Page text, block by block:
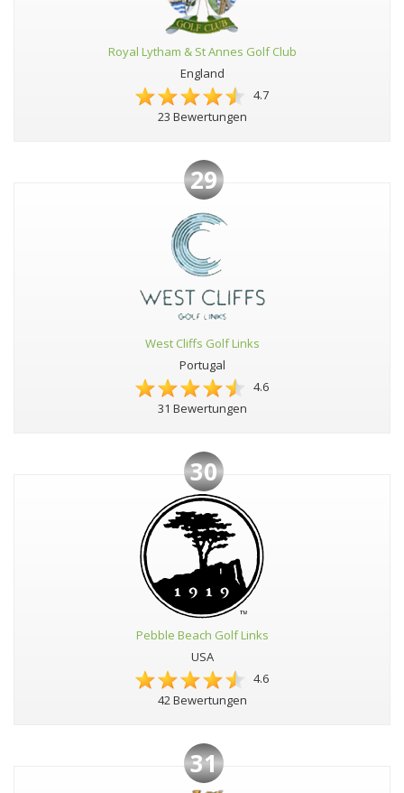
Royal Lytham & St Annes Golf Club
England
4.7
23 Bewertungen
29
West Cliffs Golf Links
Portugal
4.6
31 Bewertungen
30
Pebble Beach Golf Links
USA
4.6
42 Bewertungen
31